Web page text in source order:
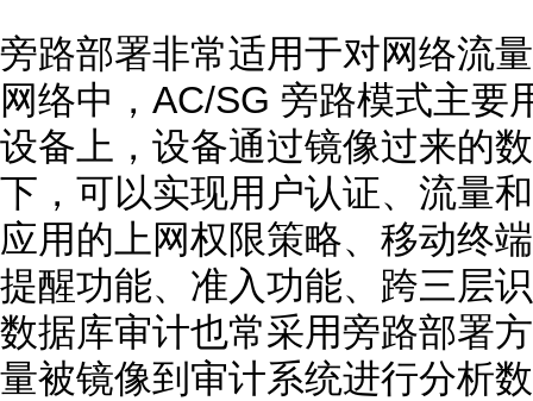
旁路部署非常适用于对网络流
网络中，AC/SG 旁路模式主要
设备上，设备通过镜像过来的
下，可以实现用户认证、流量
应用的上网权限策略、移动终
提醒功能、准入功能、跨三层
数据库审计也常采用旁路部署
量被镜像到审计系统进行分析